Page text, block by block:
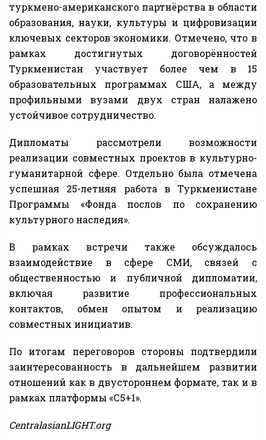
туркмено-американского партнёрства в области
образования, науки, культуры и цифровизации
ключевых секторов экономики. Отмечено, что в
рамках достигнутых договорённостей
Туркменистан участвует более чем в 15
образовательных программах США, а между
профильными вузами двух стран налажено
устойчивое сотрудничество.
Дипломаты рассмотрели возможности
реализации совместных проектов в культурно-
гуманитарной сфере. Отдельно была отмечена
успешная 25-летняя работа в Туркменистане
Программы «Фонда послов по сохранению
культурного наследия».
В рамках встречи также обсуждалось
взаимодействие в сфере СМИ, связей с
общественностью и публичной дипломатии,
включая развитие профессиональных
контактов, обмен опытом и реализацию
совместных инициатив.
По итогам переговоров стороны подтвердили
заинтересованность в дальнейшем развитии
отношений как в двустороннем формате, так и в
рамках платформы «С5+1».
CentralasianLIGHT.org